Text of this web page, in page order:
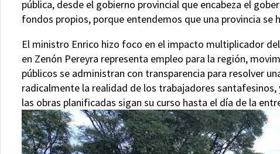
pública, desde el gobierno provincial que encabeza el
fondos propios, porque entendemos que una provincia se
El ministro Enrico hizo foco en el impacto multiplicador
en Zenón Pereyra representa empleo para la región,
públicos se administran con transparencia para resolver
radicalmente la realidad de los trabajadores
las obras planificadas sigan su curso hasta el día de la